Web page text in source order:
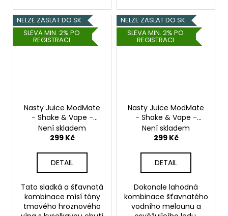
NELZE ZASLAT DO SK
SLEVA MIN. 2% PO
REGISTRACI
Nasty Juice ModMate
- Shake & Vape -
Grape Mix Berries -
20ml
Není skladem
299 Kč
DETAIL
Tato sladká a šťavnatá
kombinace mísí tóny
tmavého hroznového
NELZE ZASLAT DO SK
SLEVA MIN. 2% PO
REGISTRACI
Nasty Juice ModMate
- Shake & Vape -
Watermelon ICE -
20ml
Není skladem
299 Kč
DETAIL
Dokonale lahodná
kombinace šťavnatého
vodního melounu a